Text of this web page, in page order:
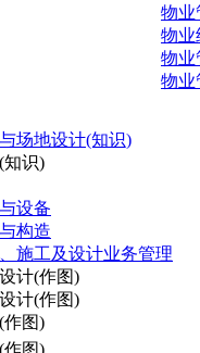
物业
物业
物业
物业
场地设计(知识)
知识)
设备
构造
施工及设计业务管理
计(作图)
计(作图)
作图)